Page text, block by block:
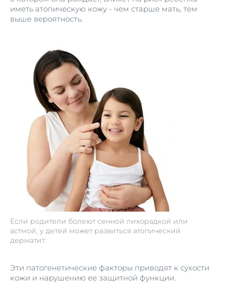
Если родители болеют сенной лихорадкой или
астмой, у детей может развиться атопический
дерматит.
иметь атопическую кожу - чем старше мать, тем
выше вероятность.
Эти патогенетические факторы приводят к сухости
кожи и нарушению ее защитной функции.